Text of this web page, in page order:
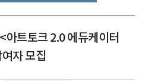
트토크 2.0 에듀케이터
자 모집